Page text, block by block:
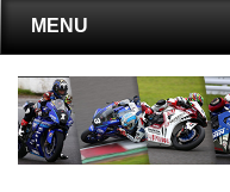
MENU
トップ
全日本ロードレース選